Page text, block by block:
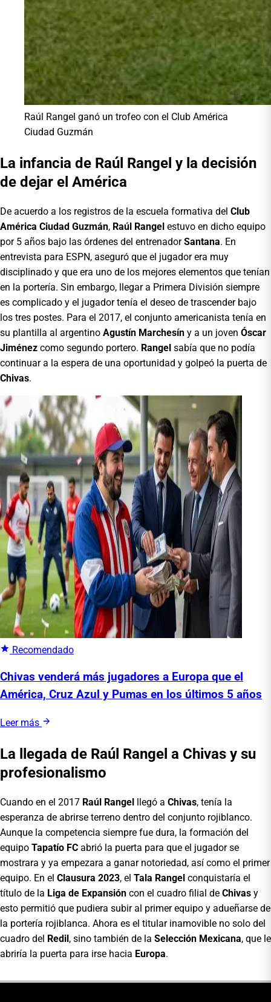
Raúl Rangel ganó un trofeo con el Club América
Ciudad Guzmán
La infancia de Raúl Rangel y la decisión
de dejar el América
De acuerdo a los registros de la escuela formativa del Club
América Ciudad Guzmán, Raúl Rangel estuvo en dicho equipo
por 5 años bajo las órdenes del entrenadorSantana. En
entrevista para ESPN, aseguró que el jugador era muy
disciplinado y que era uno de los mejores elementos que tenían
en la portería. Sin embargo, llegar a Primera División siempre
es complicado y el jugador tenía el deseo de trascender bajo
los tres postes. Para el 2017, el conjunto americanista tenía en
su plantilla al argentino Agustín Marchesín y a un joven Óscar
Jiménez como segundo portero. Rangel sabía que no podía
continuar a la espera de una oportunidad y golpeó la puerta de
Chivas.
Recomendado
Chivas venderá más jugadores a Europa que el
América, Cruz Azul y Pumas en los últimos 5 años
Leer más
La llegada de Raúl Rangel a Chivas y su
profesionalismo
Cuando en el 2017 Raúl Rangel llegó a Chivas, tenía la
esperanza de abrirse terreno dentro del conjunto rojiblanco.
Aunque la competencia siempre fue dura, la formación del
equipo Tapatío FC abrió la puerta para que el jugador se
mostrara y ya empezara a ganar notoriedad, así como el primer
equipo. En el Clausura 2023, el Tala Rangel conquistaría el
título de la Liga de Expansión con el cuadro filial de Chivas y
esto permitió que pudiera subir al primer equipo y adueñarse de
la portería rojiblanca. Ahora es el titular inamovible no solo del
cuadro del Redil, sino también de la Selección Mexicana, que le
abriría la puerta para irse hacia Europa.